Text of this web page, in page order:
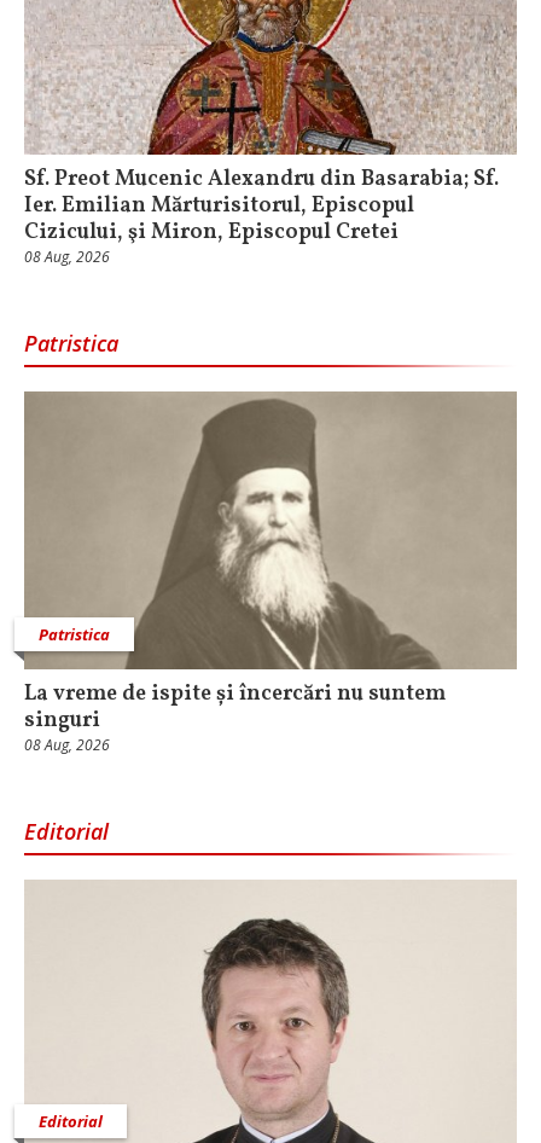
Sf. Preot Mucenic Alexandru din Basarabia; Sf.
Ier. Emilian Mărturisitorul, Episcopul
Cizicului, şi Miron, Episcopul Cretei
08 Aug, 2026
Patristica
Patristica
La vreme de ispite și încercări nu suntem
singuri
08 Aug, 2026
Editorial
Editorial